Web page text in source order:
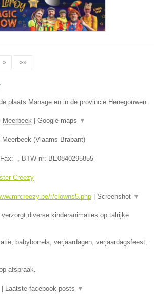
» »»
plaats Manage en in de provincie Henegouwen.
Meerbeek Google maps ▼
Meerbeek (Vlaams-Brabant)
-, BTW-nr: BE0840295855
Creezy
r/clowns5.php Screenshot ▼
diverse kinderanimaties op talrijke
babyborrels, verjaardagen, verjaardagsfeest,
afspraak.
Laatste facebook posts ▼